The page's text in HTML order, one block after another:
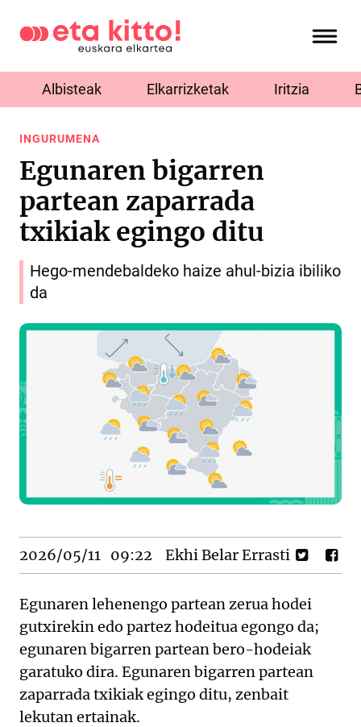
Albisteak Elkarrizketak Iritzia
INGURUMENA
Egunaren bigarren
partean zaparrada
txikiak egingo ditu
Hego-mendebaldeko haize ahul-bizia ibiliko
da
2026/05/11 09:22 Ekhi Belar Errasti
Egunaren lehenengo partean zerua hodei
gutxirekin edo partez hodeitua egongo da;
egunaren bigarren partean bero-hodeiak
garatuko dira. Egunaren bigarren partean
zaparrada txikiak egingo ditu, zenbait
lekutan ertainak.